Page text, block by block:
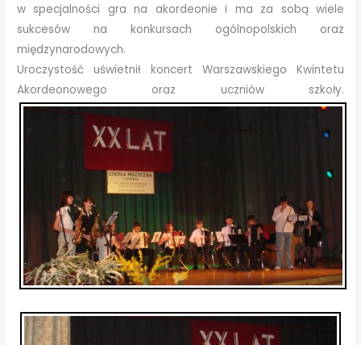
w specjalności gra na akordeonie i ma za sobą wiele
sukcesów na konkursach ogólnopolskich oraz
międzynarodowych.
Uroczystość uświetnił koncert Warszawskiego Kwintetu
Akordeonowego oraz uczniów szkoły.